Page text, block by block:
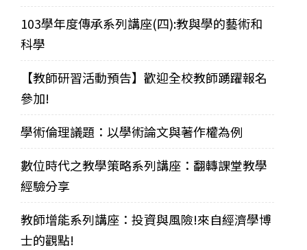
103學年度傳承系列講座(四):教與學的藝術和
科學
【教師研習活動預告】歡迎全校教師踴躍報名
參加!
學術倫理議題：以學術論文與著作權為例
數位時代之教學策略系列講座：翻轉課堂教學
經驗分享
教師增能系列講座：投資與風險!來自經濟學博
士的觀點!